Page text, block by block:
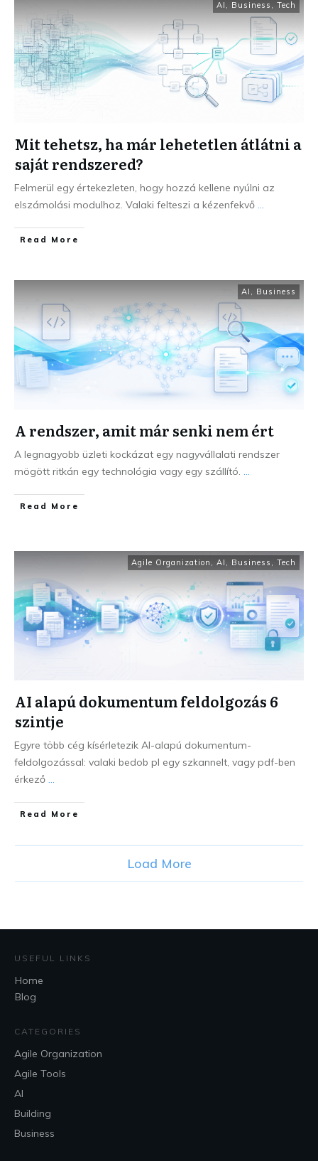
AI Business Tech
Mit tehetsz, ha már lehetetlen átlátni a
saját rendszered?
Felmerül egy értekezleten, hogy hozzá kellene nyúlni az
elszámolási modulhoz. Valaki felteszi a kézenfekvő ...
Read More
AI Business
A rendszer, amit már senki nem ért
A legnagyobb üzleti kockázat egy nagyvállalati rendszer
mögött ritkán egy technológia vagy egy szállító. ...
Read More
Agile Organization AI Business Tech
AI alapú dokumentum feldolgozás 6
szintje
Egyre több cég kísérletezik AI-alapú dokumentum-
feldolgozással: valaki bedob pl egy szkannelt, vagy pdf-ben
érkező ...
Read More
Load More
USEFUL LINKS
Home
Blog
CATEGORIES
Agile Organization
Agile Tools
AI
Building
Business